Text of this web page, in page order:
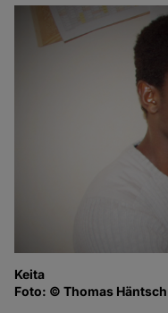
Keita
Foto: © Thomas Häntsch